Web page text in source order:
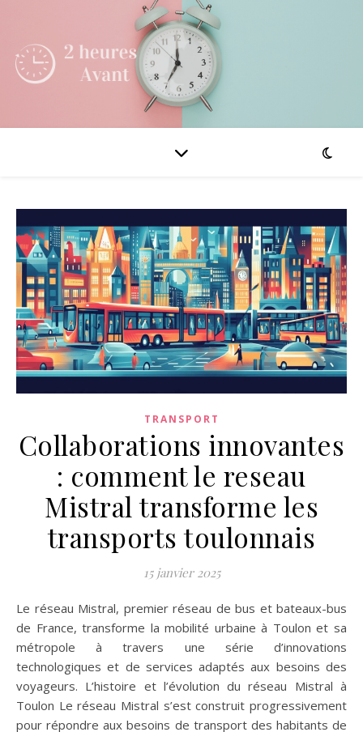
TRANSPORT
Collaborations innovantes
: comment le reseau
Mistral transforme les
transports toulonnais
15 janvier 2025
Le réseau Mistral, premier réseau de bus et bateaux-bus
de France, transforme la mobilité urbaine à Toulon et sa
métropole à travers une série d’innovations
technologiques et de services adaptés aux besoins des
voyageurs. L’histoire et l’évolution du réseau Mistral à
Toulon Le réseau Mistral s’est construit progressivement
pour répondre aux besoins de transport des habitants de